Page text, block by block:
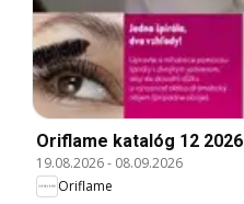
Oriflame katalóg 12 2026
19.08.2026- 08.09.2026
Oriflame